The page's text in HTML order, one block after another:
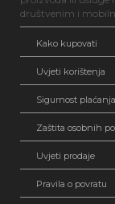
društvenim i
Kako kupovati
Uvjeti korištenja
Sigurnost plaćanja
Zaštita osobnih
Uvjeti prodaje
Pravila o povratu